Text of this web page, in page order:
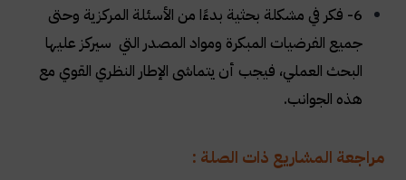
6- فكر في مشكلة بحثية بدءًا من الأسئلة المركزية وحتى
جميع الفرضيات المبكرة ومواد المصدر التي سيركز عليها
البحث العملي، فيجب أن يتماشى الإطار النظري القوي مع
هذه الجوانب.
مراجعة المشاريع ذات الصلة :